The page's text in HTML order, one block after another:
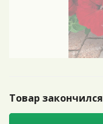
Товар закончился